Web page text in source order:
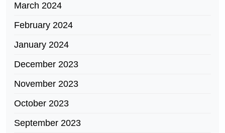
March 2024
February 2024
January 2024
December 2023
November 2023
October 2023
September 2023